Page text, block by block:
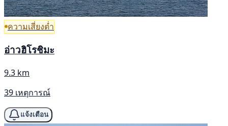
ความเสี่ยงต่ำ
อ่าวฮิโรชิมะ
9.3 km
39 เหตุการณ์
แจ้งเตือน